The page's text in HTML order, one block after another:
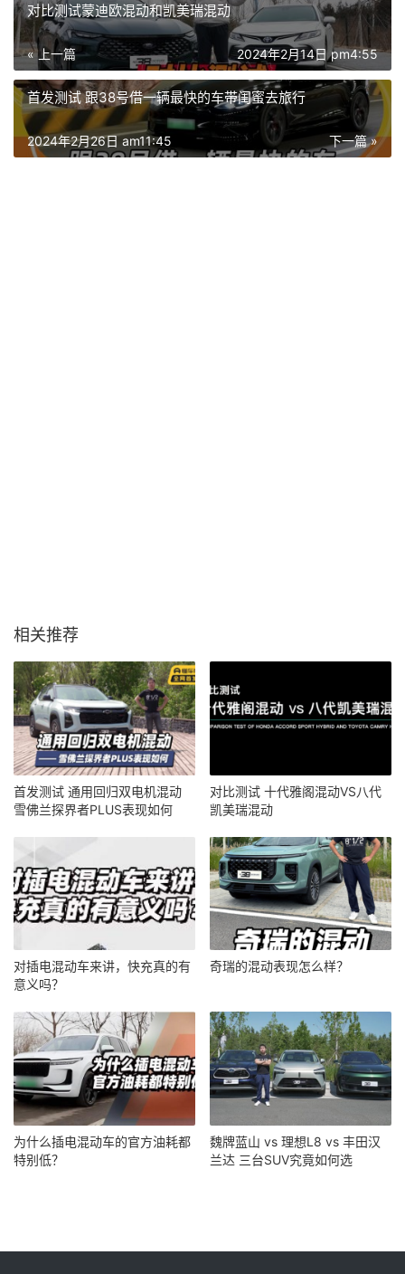
对比测试蒙迪欧混动和凯美瑞混动
« 上一篇 2024年2月14日 pm4:55
首发测试 跟38号借一辆最快的车带闺蜜去旅行
下一篇 »
2024年2月26日 am11:45
相关推荐
首发测试 通用回归双电机混动
雪佛兰探界者PLUS表现如何
对比测试 十代雅阁混动VS八代
凯美瑞混动
对插电混动车来讲，快充真的有
意义吗？
奇瑞的混动表现怎么样？
为什么插电混动车的官方油耗都
特别低？
魏牌蓝山 vs 理想L8 vs 丰田汉
兰达 三台SUV究竟如何选